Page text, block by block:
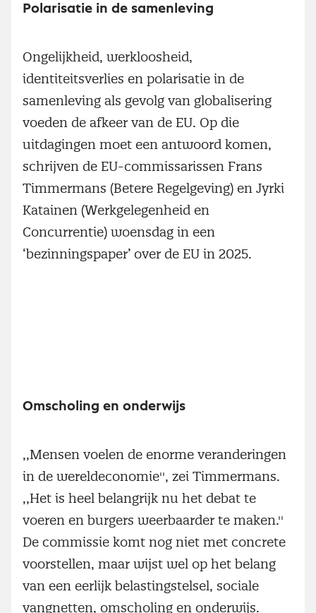
Polarisatie in de samenleving
Ongelijkheid, werkloosheid,
identiteitsverlies en polarisatie in de
samenleving als gevolg van globalisering
voeden de afkeer van de EU. Op die
uitdagingen moet een antwoord komen,
schrijven de EU-commissarissen Frans
Timmermans (Betere Regelgeving) en Jyrki
Katainen (Werkgelegenheid en
Concurrentie) woensdag in een
‘bezinningspaper’ over de EU in 2025.
Omscholing en onderwijs
,,Mensen voelen de enorme veranderingen
in de wereldeconomie'', zei Timmermans.
,,Het is heel belangrijk nu het debat te
voeren en burgers weerbaarder te maken.''
De commissie komt nog niet met concrete
voorstellen, maar wijst wel op het belang
van een eerlijk belastingstelsel, sociale
vangnetten, omscholing en onderwijs.